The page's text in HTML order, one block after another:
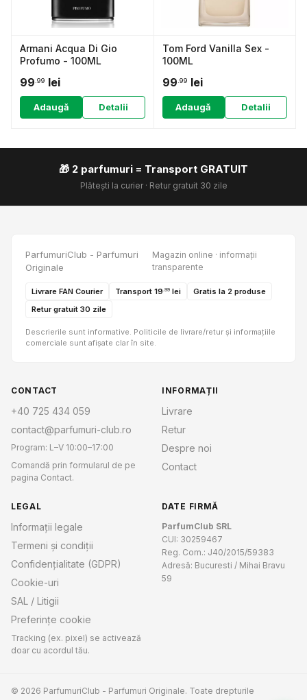
Armani Acqua Di Gio
Profumo - 100ML
99 .99 lei
Adaugă Detalii
Tom Ford Vanilla Sex -
100ML
99 .99 lei
Adaugă Detalii
🎁 2 parfumuri = Transport GRATUIT
Plătești la curier · Retur gratuit 30 zile
ParfumuriClub - Parfumuri
Originale
Magazin online · informații
transparente
Livrare FAN Courier Transport 19.99 lei
Gratis la 2 produse
Retur gratuit 30 zile
Descrierile sunt informative. Politicile de livrare/retur și informațiile
comerciale sunt afișate clar în site.
CONTACT
+40 725 434 059
contact@parfumuri-club.ro
Program: L–V 10:00–17:00
Comandă prin formularul de pe
pagina Contact.
INFORMAȚII
Livrare
Retur
Despre noi
Contact
LEGAL
Informații legale
Termeni și condiții
Confidențialitate (GDPR)
Cookie-uri
SAL / Litigii
Preferințe cookie
Tracking (ex. pixel) se activează
doar cu acordul tău.
DATE FIRMĂ
ParfumClub SRL
CUI: 30259467
Reg. Com.: J40/2015/59383
Adresă: Bucuresti / Mihai Bravu
59
© 2026 ParfumuriClub - Parfumuri Originale. Toate drepturile